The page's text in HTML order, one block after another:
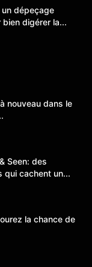
dépeçage
digérer la...
nouveau dans le
Seen: des
qui cachent un...
la chance de